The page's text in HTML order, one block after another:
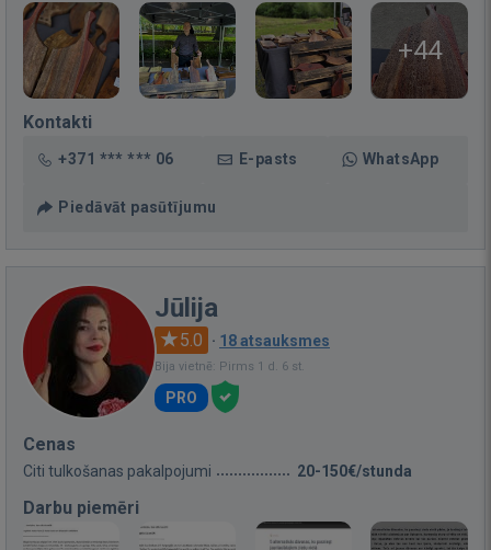
+44
Kontakti
+371 *** *** 06 E-pasts WhatsApp
Piedāvāt pasūtījumu
Jūlija
5.0 · 18 atsauksmes
Bija vietnē: Pirms 1 d. 6 st.
PRO
Cenas
Citi tulkošanas pakalpojumi 20-150€/stunda
Darbu piemēri